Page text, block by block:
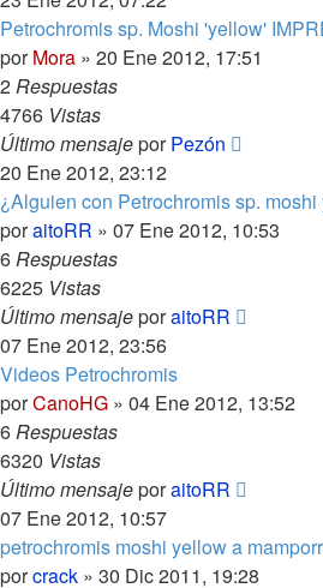
Petrochromis sp. Moshi 'yellow'
porMora » 20 Ene 2012, 17:51
2Respuestas
4766 Vistas
Último mensajeporPezón
20 Ene 2012, 23:12
¿Alguien con Petrochromis sp. moshi
poraitoRR » 07 Ene 2012, 10:53
6Respuestas
6225 Vistas
Último mensajeporaitoRR
07 Ene 2012, 23:56
Videos Petrochromis
porCanoHG » 04 Ene 2012, 13:52
6Respuestas
6320 Vistas
Último mensajeporaitoRR
07 Ene 2012, 10:57
petrochromis moshi yellow a
porcrack » 30 Dic 2011, 19:28